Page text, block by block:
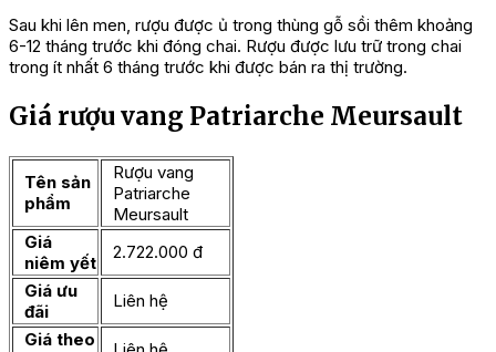
Sau khi lên men, rượu được ủ trong thùng gỗ sồi thêm khoảng
6-12 tháng trước khi đóng chai. Rượu được lưu trữ trong chai
trong ít nhất 6 tháng trước khi được bán ra thị trường.
Giá rượu vang Patriarche Meursault
Tên sản
phẩm
Rượu vang
Patriarche
Meursault
Giá
niêm yết
2.722.000 đ
Giá ưu
đãi
Liên hệ
Giá theo